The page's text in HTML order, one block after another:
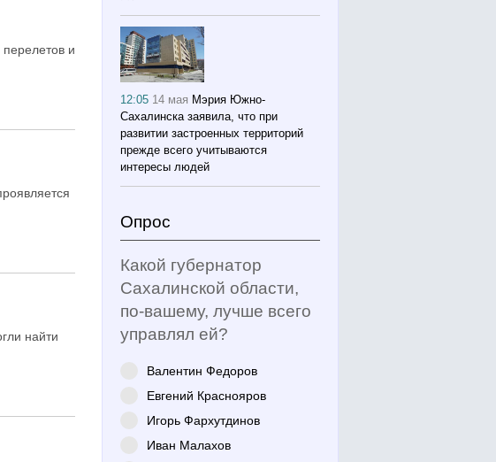
перелетов и
найти
12:05 14 мая Мэрия Южно-
Сахалинска заявила, что при
развитии застроенных территорий
прежде всего учитываются
интересы людей
Опрос
Какой губернатор
Сахалинской области,
по-вашему, лучше всего
управлял ей?
Валентин Федоров
Евгений Краснояров
Игорь Фархутдинов
Иван Малахов